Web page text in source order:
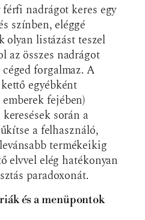
nadrágot keres egy
színben, eléggé
olyan listázást teszel
az összes nadrágot
forgalmaz. A
egyébként
fejében)
során a
a felhasználó,
termékeikig
elvvel elég hatékonyan
paradoxonát.
és a menüpontok